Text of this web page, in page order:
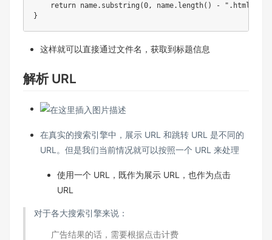
return name. substring (0 , name. length( ) - ".html"
}
这样就可以直接通过文件名，获取到标题信息
解析 URL
在真实的搜索引擎中，展示 URL 和跳转 URL 是不同的
URL。但是我们当前情况就可以按照一个 URL 来处理
使用一个 URL，既作为展示 URL，也作为点击
URL
对于各大搜索引擎来说：
广告结果的话，需要根据点击计费